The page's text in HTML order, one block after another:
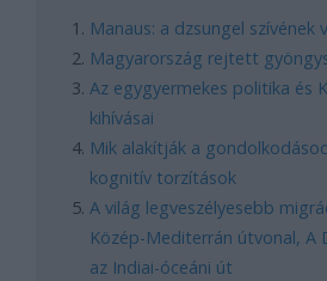
Manaus: a dzsungel szívének
Magyarország rejtett
Az egygyermekes politika és
kihívásai
Mik alakítják a
kognitív torzítások
A világ legveszélyesebb
Közép-Mediterrán útvonal, A
az Indiai-óceáni út